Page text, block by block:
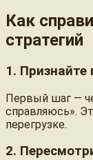
Как
стратегий
1. Признайте
Первый шаг —
справляюсь».
перегрузке.
2.